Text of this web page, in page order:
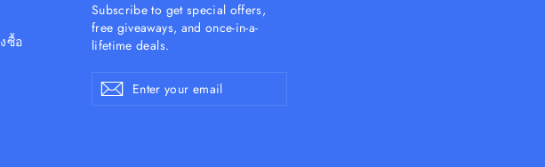
ซื้อ
Subscribe to get special offers,
free giveaways, and once-in-a-
lifetime deals.
Enter
your
Subscribe